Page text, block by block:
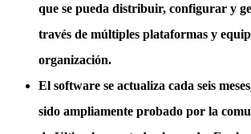
que se pueda distribuir, configurar y
través de múltiples plataformas y
organización.
El software se actualiza cada seis
sido ampliamente probado por la